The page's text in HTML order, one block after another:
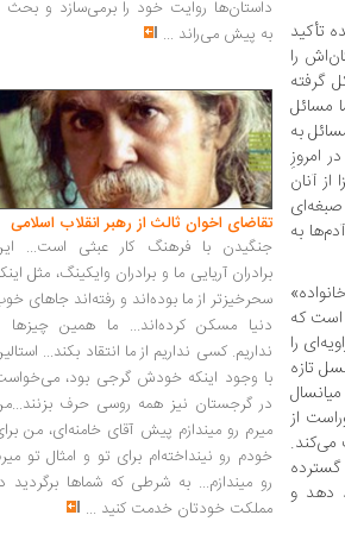
تأکید
را
گرفته
مسائل
به
امروزِ
آنان
به
است که
را
تازه
از
می‌کند.
دهد و
داستان‌ها روایت خود را برمی‌سازد و بحث
به پیش می‌راند ...
تقاضای اخوان ثالث از رهبر انقلاب اسلامی
جنگیدن با فرهنگ کار عبثی است...
برادران آریایی ما و برادران وایکینگ، مثل
سحرخیزتر از ما بوده‌اند و رفته‌اند جاهای
دنیا مسکن کرده‌اند... ما همین چیزها
نداریم. کسی نداریم از ما انتقاد بکند...
با وجود اینکه خودش گرجی بود،
در گرجستان نیز همه روسی حرف
میرم رو میندازم پیش آقای خامنه‌ای، من
خودم رو نینداخته‌ام برای تو و امثال تو
رو میندازم... به شرطی که شماها برگردید
مملکت خودتان خدمت کنید ...